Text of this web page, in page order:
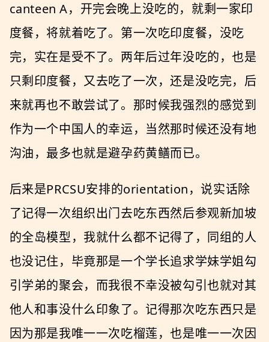
canteen A，开完会晚上没吃的，就剩一家印
度餐，将就着吃了。第一次吃印度餐，没吃
完，实在是受不了。两年后过年没吃的，也是
只剩印度餐，又去吃了一次，还是没吃完，后
来就再也不敢尝试了。那时候我强烈的感觉到
作为一个中国人的幸运，当然那时候还没有地
沟油，最多也就是避孕药黄鳝而已。
后来是PRCSU安排的orientation，说实话除
了记得一次组织出门去吃东西然后参观新加坡
的全岛模型，我就什么都不记得了，同组的人
也没记住，毕竟那是一个学长追求学妹学姐勾
引学弟的聚会，而我很不幸没被勾引也就对其
他人和事没什么印象了。记得那次吃东西只是
因为那是我唯一一次吃榴莲，也是唯一一次因